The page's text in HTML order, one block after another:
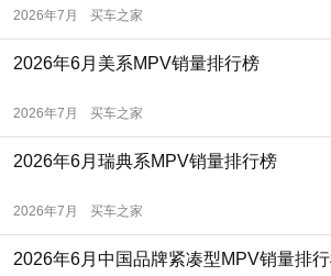
2026年7月 买车之家
2026年6月美系MPV销量排行榜
2026年7月 买车之家
2026年6月瑞典系MPV销量排行榜
2026年7月 买车之家
2026年6月中国品牌紧凑型MPV销量排